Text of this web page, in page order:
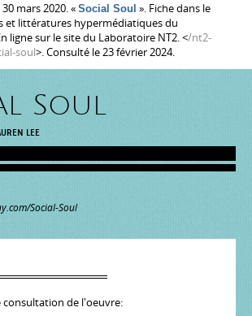
30 mars 2020. «Social Soul ». Fiche dans le
et littératures hypermédiatiques du
ligne sur le site du Laboratoire NT2. </nt2-
soul>. Consulté le 23 février 2024.
Soul
LEE
Social-Soul
consultation de l'oeuvre: